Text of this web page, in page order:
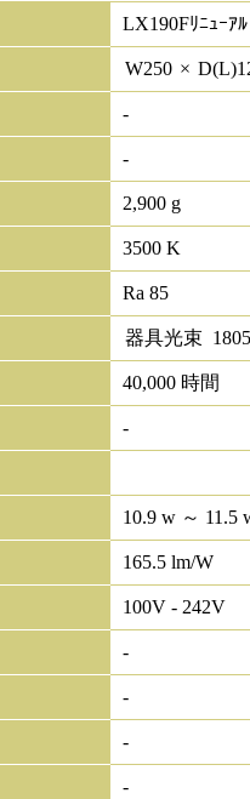
LX190Fﾘﾆｭｰｱﾙ
W250 × D(L)
-
-
2,900 g
3500 K
Ra 85
器具光束
40,000 時間
-
10.9 w ～ 11.5
165.5 lm/W
100V - 242V
-
-
-
-